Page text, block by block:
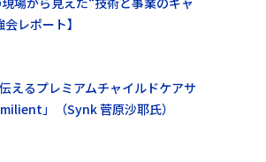
レポート】
えるプレミアムチャイルドケアサ
」（Synk 菅原沙耶氏）